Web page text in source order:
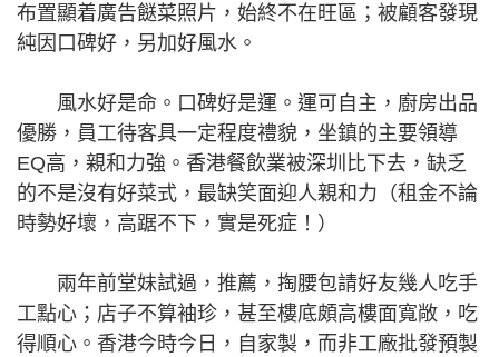
布置顯着廣告餸菜照片，始終不在旺區；被顧客發現
純因口碑好，另加好風水。
風水好是命。口碑好是運。運可自主，廚房出品
優勝，員工待客具一定程度禮貌，坐鎮的主要領導
EQ高，親和力強。香港餐飲業被深圳比下去，缺乏
的不是沒有好菜式，最缺笑面迎人親和力（租金不論
時勢好壞，高踞不下，實是死症！）
兩年前堂妹試過，推薦，掏腰包請好友幾人吃手
工點心；店子不算袖珍，甚至樓底頗高樓面寬敞，吃
得順心。香港今時今日，自家製，而非工廠批發預製